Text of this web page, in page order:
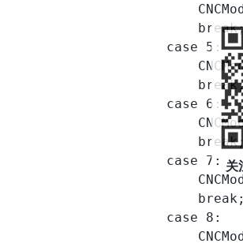
                    case 5:
                    case 6:
                        break;
                    case 7:
                        break;
                    case 8:
关